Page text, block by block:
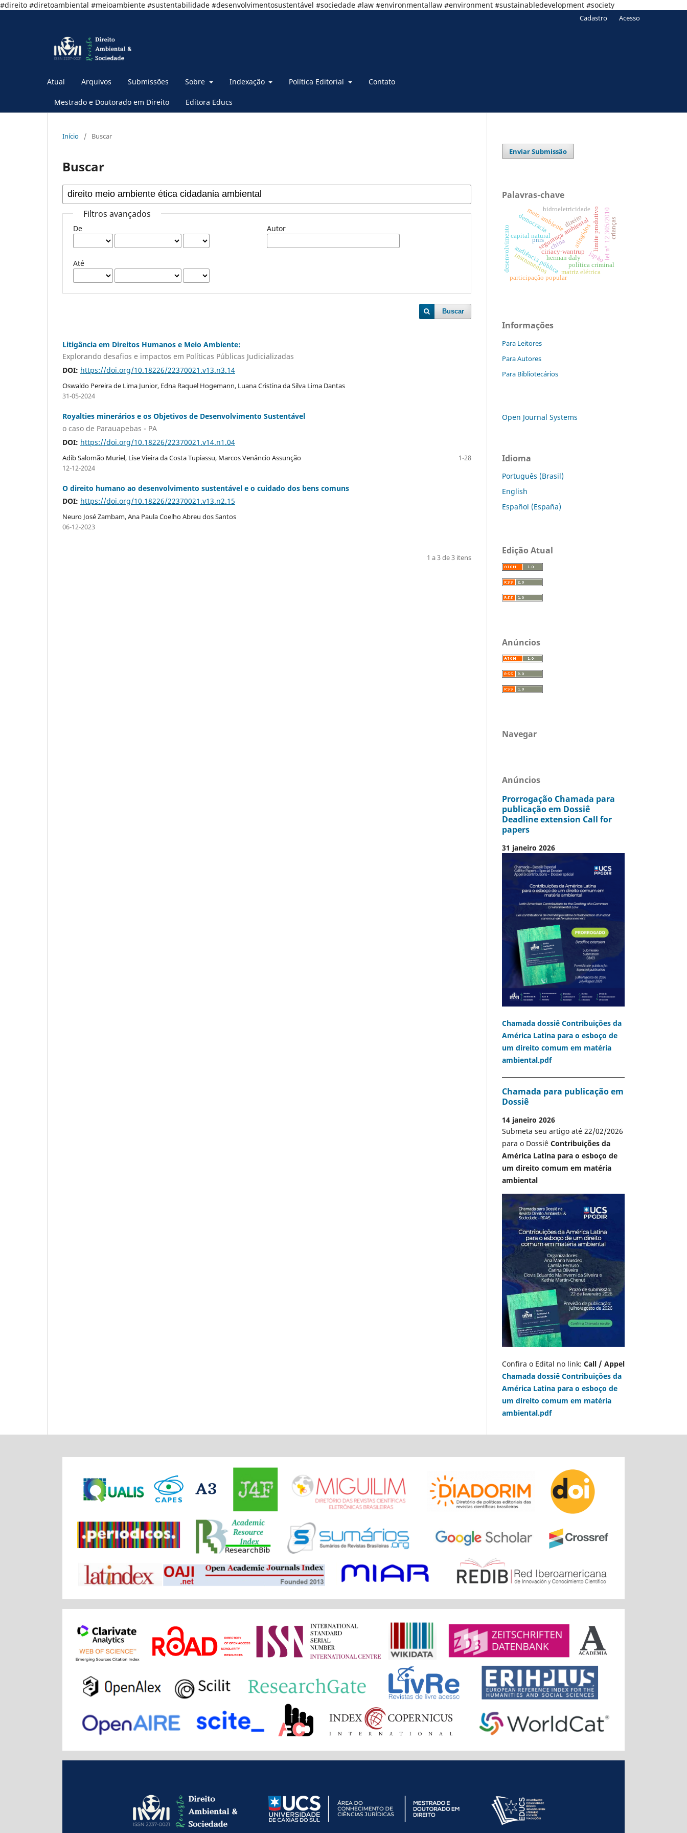
#direito #diretoambiental #meioambiente #sustentabilidade #desenvolvimentosustentável #sociedade #law #environmentallaw #environment #sustainabledevelopment #society
Atual Arquivos Submissões Sobre Indexação Política Editorial Contato
Mestrado e Doutorado em Direito Editora Educs
Cadastro Acesso
Início / Buscar
Buscar
Filtros avançados
De
Até
Autor
Buscar
Litigância em Direitos Humanos e Meio Ambiente:
Explorando desafios e impactos em Políticas Públicas Judicializadas
DOI: https://doi.org/10.18226/22370021.v13.n3.14
Oswaldo Pereira de Lima Junior, Edna Raquel Hogemann, Luana Cristina da Silva Lima Dantas
31-05-2024
Royalties minerários e os Objetivos de Desenvolvimento Sustentável
o caso de Parauapebas - PA
DOI: https://doi.org/10.18226/22370021.v14.n1.04
Adib Salomão Muriel, Lise Vieira da Costa Tupiassu, Marcos Venâncio Assunção
1-28
12-12-2024
O direito humano ao desenvolvimento sustentável e o cuidado dos bens comuns
DOI: https://doi.org/10.18226/22370021.v13.n2.15
Neuro José Zambam, Ana Paula Coelho Abreu dos Santos
06-12-2023
1 a 3 de 3 itens
Enviar Submissão
Palavras-chave
ciriacy-wantrup
herman daly
segurança ambientallimite produtivo
capital natural
meio ambiente
política criminal
japão
audiência pública
participação popular
atingidos
desenvolvimento
direito
pnrs
instrumentos
lei nº. 12.305/2010
matriz elétrica
hidroeletricidade
china
crianças
democracia
Informações
Para Leitores
Para Autores
Para Bibliotecários
Open Journal Systems
Idioma
Português (Brasil)
English
Español (España)
Edição Atual
Anúncios
Navegar
Anúncios
Prorrogação Chamada para
publicação em Dossiê
Deadline extension Call for
papers
31 janeiro 2026
Chamada dossiê Contribuições da
América Latina para o esboço de
um direito comum em matéria
ambiental.pdf
Chamada para publicação em
Dossiê
14 janeiro 2026
Submeta seu artigo até 22/02/2026
para o Dossiê Contribuições da
América Latina para o esboço de
um direito comum em matéria
ambiental
Confira o Edital no link: Call / Appel
Chamada dossiê Contribuições da
América Latina para o esboço de
um direito comum em matéria
ambiental.pdf